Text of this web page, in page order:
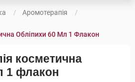
Аромотерапія
Обліпихи 60 Мл 1 Флакон
косметична
1 флакон